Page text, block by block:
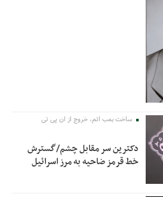
ساخت بمب اتم، خروج از ان پی تی
دکترین سر مقابل چشم/گسترش
خط قرمز ضاحیه به مرز اسرائیل